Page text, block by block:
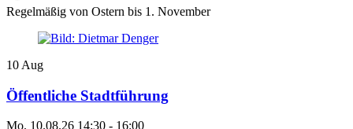
Regelmäßig von Ostern bis 1. November
10 Aug
Öffentliche Stadtführung
Mo. 10.08.26 14:30 - 16:00